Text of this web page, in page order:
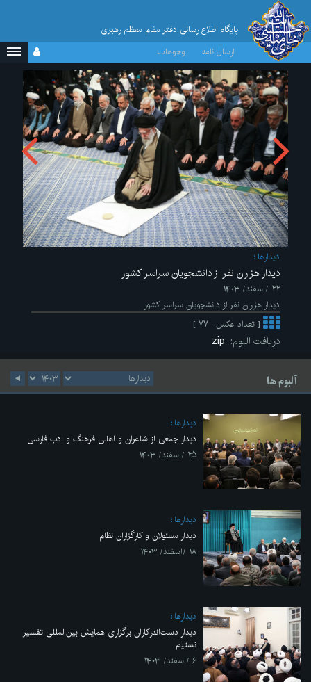
پایگاه اطلاع رسانی دفتر مقام معظم رهبری
ارسال نامه
وجوهات
ديدارها
دیدار هزاران نفر از دانشجویان سراسر کشور
۲۲ /اسفند/ ۱۴۰۳
دیدار هزاران نفر از دانشجویان سراسر کشور
[ تعداد عکس : ۷۷ ]
دریافت آلبوم:
آلبوم ها
ديدارها
دیدار جمعی از شاعران و اهالی فرهنگ و ادب فارسی
۲۵ /اسفند/ ۱۴۰۳
ديدارها
دیدار مسئولان و کارگزاران نظام
۱۸ /اسفند/ ۱۴۰۳
ديدارها
دیدار دست‌اندرکاران برگزاری همایش بین‌المللی تفسیر
تسنیم
۶ /اسفند/ ۱۴۰۳